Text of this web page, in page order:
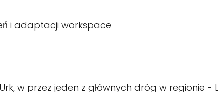
i adaptacji workspace
w przez jeden z głównych dróg w regionie -